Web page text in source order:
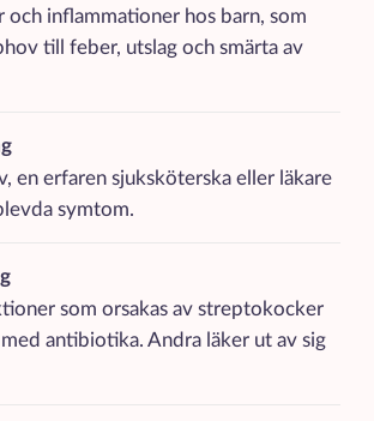
och inflammationer hos barn, som
till feber, utslag och smärta av
en erfaren sjuksköterska eller läkare
symtom.
som orsakas av streptokocker
med antibiotika. Andra läker ut av sig